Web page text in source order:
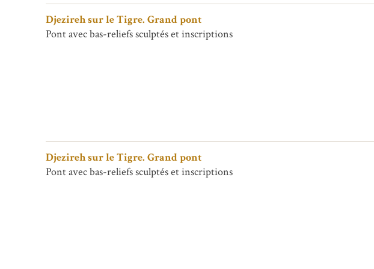
Djezireh sur le Tigre. Grand pont
Pont avec bas-reliefs sculptés et inscriptions
Djezireh sur le Tigre. Grand pont
Pont avec bas-reliefs sculptés et inscriptions